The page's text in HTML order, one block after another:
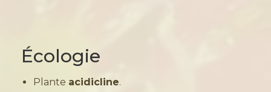
Écologie
Plante acidicline.